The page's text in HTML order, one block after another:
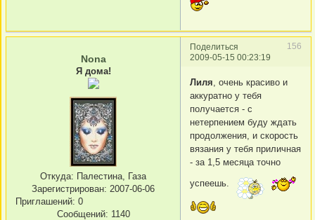
Поделиться
156
2009-05-15 00:23:19
Nona
Я дома!
Откуда: Палестина, Газа
Зарегистрирован: 2007-06-06
Приглашений: 0
Сообщений: 1140
Лиля , очень красиво и
аккуратно у тебя
получается - с
нетерпением буду ждать
продолжения, и скорость
вязания у тебя приличная
- за 1,5 месяца точно
успеешь.